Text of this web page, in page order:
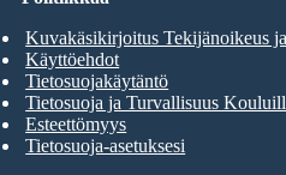
Kuvakäsikirjoitus Tekijänoikeus
Käyttöehdot
Tietosuojakäytäntö
Tietosuoja ja Turvallisuus
Esteettömyys
Tietosuoja-asetuksesi